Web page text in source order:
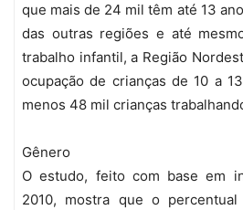
que mais de 24 mil têm até 13
das outras regiões e até
trabalho infantil, a Região
ocupação de crianças de 10 a
menos 48 mil crianças
Gênero
O estudo, feito com base em
2010, mostra que o